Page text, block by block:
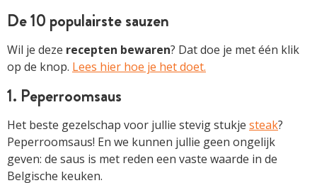
De 10 populairste sauzen
Wil je deze recepten bewaren? Dat doe je met één klik
op de knop. Lees hier hoe je het doet.
1. Peperroomsaus
Het beste gezelschap voor jullie stevig stukje steak?
Peperroomsaus! En we kunnen jullie geen ongelijk
geven: de saus is met reden een vaste waarde in de
Belgische keuken.